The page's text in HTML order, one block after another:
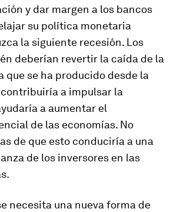
y dar margen a los bancos
su política monetaria
la siguiente recesión. Los
deberían revertir la caída de la
que se ha producido desde la
a impulsar la
a aumentar el
de las economías. No
de que esto conduciría a una
de los inversores en las
necesita una nueva forma de